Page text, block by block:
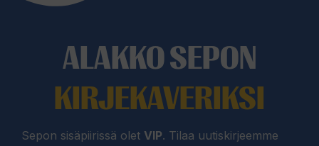
ALAKKO SEPON
KIRJEKAVERIKSI
Sepon sisäpiirissä olet VIP. Tilaa uutiskirjeemme